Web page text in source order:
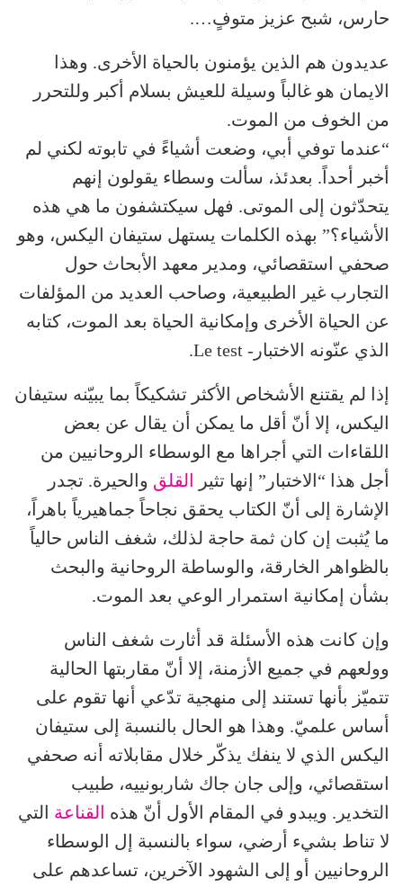
حارس، شبح عزيز متوفٍ….
عديدون هم الذين يؤمنون بالحياة الأخرى. وهذا
الايمان هو غالباً وسيلة للعيش بسلام أكبر وللتحرر
من الخوف من الموت.
“عندما توفي أبي، وضعت أشياءً في تابوته لكني لم
أخبر أحداً. بعدئذ، سألت وسطاء يقولون إنهم
يتحدّثون إلى الموتى. فهل سيكتشفون ما هي هذه
الأشياء؟” بهذه الكلمات يستهل ستيفان اليكس، وهو
صحفي استقصائي، ومدير معهد الأبحاث حول
التجارب غير الطبيعية، وصاحب العديد من المؤلفات
عن الحياة الأخرى وإمكانية الحياة بعد الموت، كتابه
الذي عنّونه الاختبار- Le test.
إذا لم يقتنع الأشخاص الأكثر تشكيكاً بما يبيّنه ستيفان
اليكس، إلا أنّ أقل ما يمكن أن يقال عن بعض
اللقاءات التي أجراها مع الوسطاء الروحانيين من
أجل هذا “الاختبار” إنها تثير القلق والحيرة. تجدر
الإشارة إلى أنّ الكتاب يحقق نجاحاً جماهيرياً باهراً،
ما يُثبت إن كان ثمة حاجة لذلك، شغف الناس حالياً
بالظواهر الخارقة، والوساطة الروحانية والبحث
بشأن إمكانية استمرار الوعي بعد الموت.
وإن كانت هذه الأسئلة قد أثارت شغف الناس
وولعهم في جميع الأزمنة، إلا أنّ مقاربتها الحالية
تتميّز بأنها تستند إلى منهجية تدّعي أنها تقوم على
أساس علميّ. وهذا هو الحال بالنسبة إلى ستيفان
اليكس الذي لا ينفك يذكّر خلال مقابلاته أنه صحفي
استقصائي، وإلى جان جاك شاربونييه، طبيب
التخدير. ويبدو في المقام الأول أنّ هذه القناعة التي
لا تناط بشيء أرضي، سواء بالنسبة إل الوسطاء
الروحانيين أو إلى الشهود الآخرين، تساعدهم على